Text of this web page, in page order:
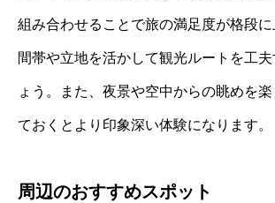
組み合わせることで旅の満足度が格段
間帯や立地を活かして観光ルートを工
ょう。また、夜景や空中からの眺めを楽
ておくとより印象深い体験になります。
周辺のおすすめスポット